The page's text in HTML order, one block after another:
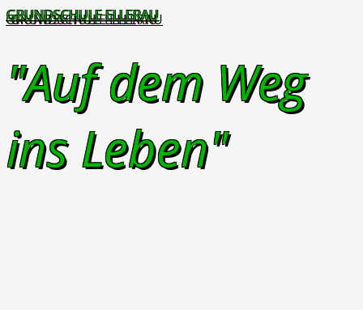
GRUNDSCHULE ELLERAU
"Auf dem Weg
ins Leben"